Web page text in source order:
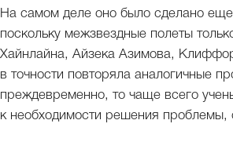
На самом деле оно было сделано еще
поскольку межзвездные полеты
Хайнлайна, Айзека Азимова,
в точности повторяла аналогичные
преждевременно, то чаще всего
к необходимости решения проблемы,